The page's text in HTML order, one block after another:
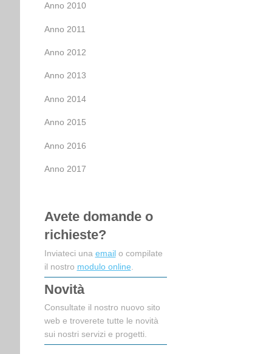
Anno 2010
Anno 2011
Anno 2012
Anno 2013
Anno 2014
Anno 2015
Anno 2016
Anno 2017
Avete domande o
richieste?
Inviateci una emailo compilate
il nostro modulo online
Novità
Consultate il nostro nuovo sito
web e troverete tutte le novità
sui nostri servizi e progetti.